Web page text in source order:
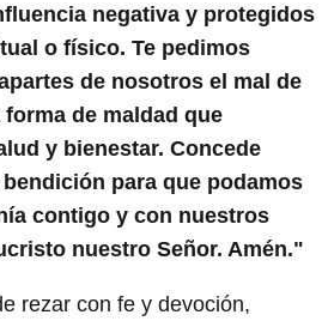
negativa y protegidos
o físico. Te pedimos
de nosotros el mal de
de maldad que
y bienestar. Concede
para que podamos
contigo y con nuestros
nuestro Señor. Amén."
rezar con fe y devoción,